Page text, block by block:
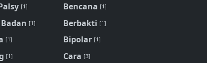
[1] Bencana [1]
[1] Berbakti [1]
[1] Bipolar [1]
[1] Cara [3]